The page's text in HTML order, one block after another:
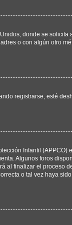
donde se solicita
o con algún otro
registrarse, esté
Infantil (APPCO)
Algunos foros
al finalizar el proceso
o tal vez haya